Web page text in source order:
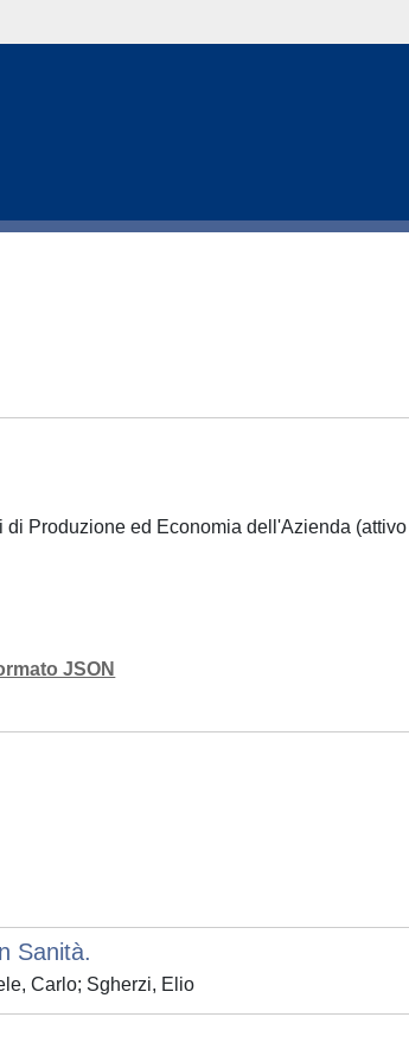
di Produzione ed Economia dell'Azienda
JSON
Sanità.
Carlo; Sgherzi, Elio